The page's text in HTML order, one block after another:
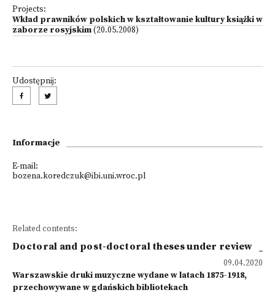
Projects:
Wkład prawników polskich w kształtowanie kultury książki w
zaborze rosyjskim(20.05.2008)
Udostępnij:
Informacje
E-mail:
bozena.koredczuk@ibi.uni.wroc.pl
Related contents:
Doctoral and post-doctoral theses under review
09.04.2020
Warszawskie druki muzyczne wydane w latach 1875-1918,
przechowywane w gdańskich bibliotekach